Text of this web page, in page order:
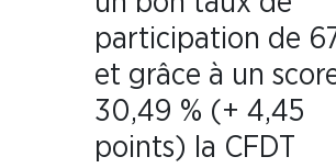
participation de
et grâce à un
30,49 % (+ 4,45
points) la CFDT